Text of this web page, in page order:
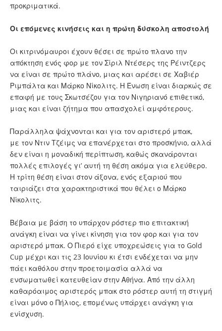
προκριματικά.
Οι επόμενες κινήσεις και η πρώτη δύσκολη αποστολή
Οι κιτρινόμαυροι έχουν θέσει σε πρώτο πλανο την
απόκτηση ενός φορ με τον Σίριλ Ντέσερς της Ρέιντζερς
να είναι σε πρώτο πλάνο, μιας και αρέσει σε Χαβιέρ
Ριμπάλτα και Μάρκο Νίκολιτς. Η Ένωση είναι διαρκώς σε
επαφή με τους Σκωτσέζου για τον Νιγηριανό επιθετικό,
μιας και είναι ζήτημα που απασχολεί αμφότερους.
Παράλληλα ψάχνονται και για τον αριστερό μπακ,
με τον Ντιν Τζέιμς να επανέρχεται στο προσκήνιο, αλλά
δεν είναι η μοναδική περίπτωση, καθώς σκανάρονται
πολλές επιλογές γι’ αυτή τη θέση ακόμα για ελεύθερο.
Η τρίτη θέση είναι στον άξονα, ενός εξαριού που
ταιριάζει στα χαρακτηριστικά που θέλει ο Μάρκο
Νίκολιτς.
Βέβαια με βάση το υπάρχον ρόστερ πιο επιτακτική
ανάγκη είναι να γίνει κίνηση για τον φορ και για τον
αριστερό μπακ. Ο Πιερό είχε υποχρεώσεις για το Gold
Cup μέχρι και τις 23 Ιουνίου κι έτσι ενδέχεται να μην
πάει καθόλου στην προετοιμασία αλλά να
ενσωματωθεί κατευθείαν στην Αθήνα. Από την άλλη
καθαρόαιμος αριστερός μπακ στο ρόστερ αυτή τη στιγμή
είναι μόνο ο Πήλιος, επομένως υπάρχει ανάγκη για
ενίσχυση.